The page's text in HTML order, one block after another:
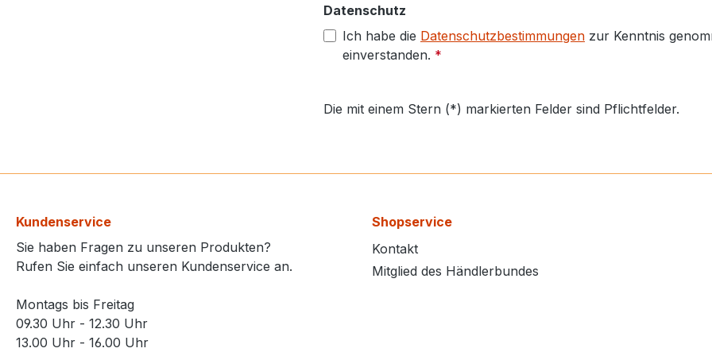
Datenschutz
Ich habe die Datenschutzbestimmungen zur Kenntnis
einverstanden. *
Die mit einem Stern (*) markierten Felder sind Pflichtfelder.
Kundenservice
Sie haben Fragen zu unseren Produkten?
Rufen Sie einfach unseren Kundenservice an.
Montags bis Freitag
09.30 Uhr - 12.30 Uhr
13.00 Uhr - 16.00 Uhr
Shopservice
Kontakt
Mitglied des Händlerbundes